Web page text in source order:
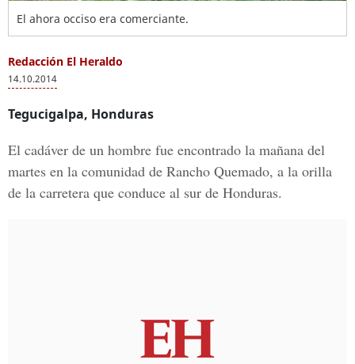
El ahora occiso era comerciante.
Redacción El Heraldo
14.10.2014
Tegucigalpa, Honduras
El cadáver de un hombre fue encontrado la mañana del
martes en la comunidad de Rancho Quemado, a la orilla
de la carretera que conduce al sur de Honduras.